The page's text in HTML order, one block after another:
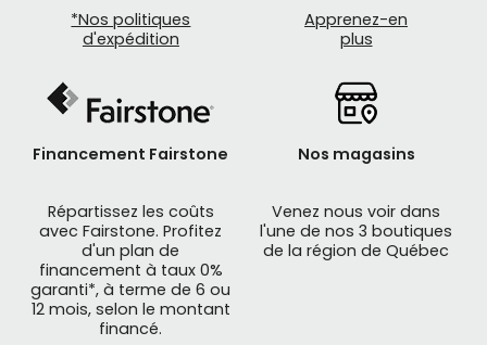
*Nos politiques
d'expédition
Apprenez-en
plus
Financement Fairstone
Répartissez les coûts
avec Fairstone. Profitez
d'un plan de
financement à taux 0%
garanti*, à terme de 6 ou
12 mois, selon le montant
financé.
Nos magasins
Venez nous voir dans
l'une de nos 3 boutiques
de la région de Québec